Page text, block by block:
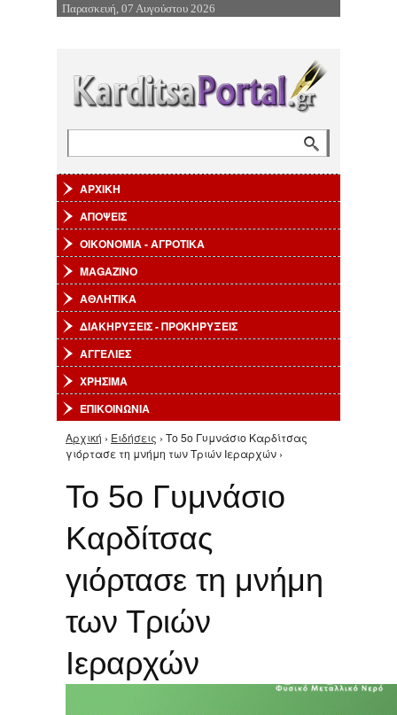
Επιστροφή στην Πλοήγηση
Παρασκευή, 07 Αυγούστου 2026
ΑΡΧΙΚΗ
ΑΠΟΨΕΙΣ
ΟΙΚΟΝΟΜΙΑ - ΑΓΡΟΤΙΚΑ
MAGAZINO
ΑΘΛΗΤΙΚΑ
ΔΙΑΚΗΡΥΞΕΙΣ - ΠΡΟΚΗΡΥΞΕΙΣ
ΑΓΓΕΛΙΕΣ
ΧΡΗΣΙΜΑ
ΕΠΙΚΟΙΝΩΝΙΑ
Είστε εδώ
Αρχική › Ειδήσεις › Το 5ο Γυμνάσιο Καρδίτσας
γιόρτασε τη μνήμη των Τριών Ιεραρχών ›
Το 5ο Γυμνάσιο
Καρδίτσας
γιόρτασε τη μνήμη
των Τριών
Ιεραρχών